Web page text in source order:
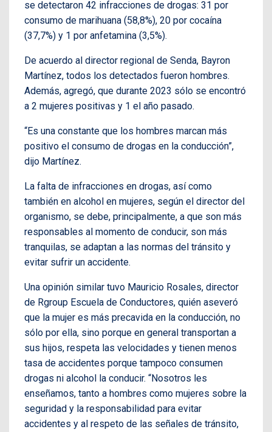
se detectaron 42 infracciones de drogas: 31 por
consumo de marihuana (58,8%), 20 por cocaína
(37,7%) y 1 por anfetamina (3,5%).
De acuerdo al director regional de Senda, Bayron
Martínez, todos los detectados fueron hombres.
Además, agregó, que durante 2023 sólo se encontró
a 2 mujeres positivas y 1 el año pasado.
“Es una constante que los hombres marcan más
positivo el consumo de drogas en la conducción”,
dijo Martínez.
La falta de infracciones en drogas, así como
también en alcohol en mujeres, según el director del
organismo, se debe, principalmente, a que son más
responsables al momento de conducir, son más
tranquilas, se adaptan a las normas del tránsito y
evitar sufrir un accidente.
Una opinión similar tuvo Mauricio Rosales, director
de Rgroup Escuela de Conductores, quién aseveró
que la mujer es más precavida en la conducción, no
sólo por ella, sino porque en general transportan a
sus hijos, respeta las velocidades y tienen menos
tasa de accidentes porque tampoco consumen
drogas ni alcohol la conducir. “Nosotros les
enseñamos, tanto a hombres como mujeres sobre la
seguridad y la responsabilidad para evitar
accidentes y al respeto de las señales de tránsito,